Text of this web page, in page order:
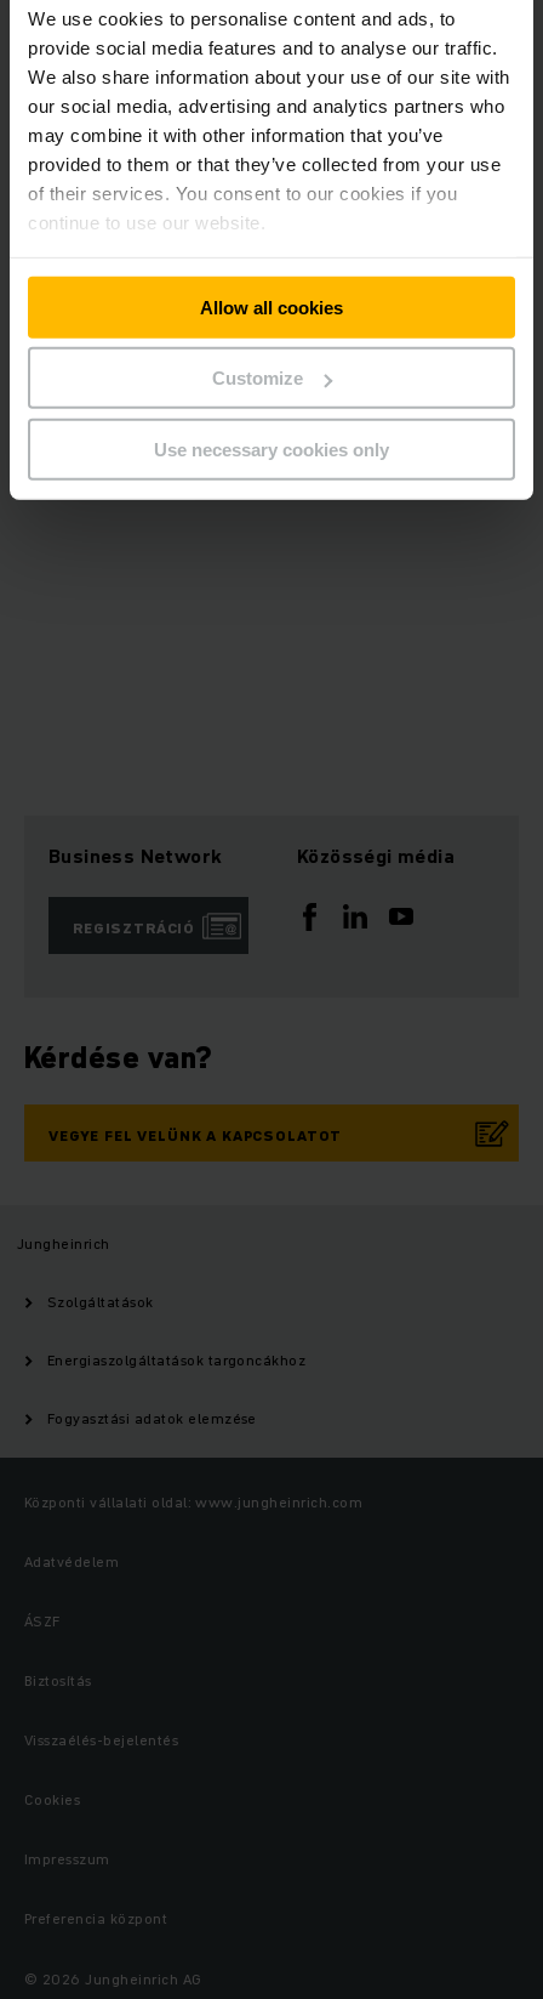
We use cookies to personalise content and ads, to
provide social media features and to analyse our traffic.
We also share information about your use of our site with
our social media, advertising and analytics partners who
may combine it with other information that you’ve
provided to them or that they’ve collected from your use
of their services. You consent to our cookies if you
continue to use our website.
Allow all cookies
Customize
Use necessary cookies only
Beágyazott tartalom megjelenítése.
Sajnos sütibeállításai miatt ez a tartalom
nem jeleníthető meg.
tartalom aktiválásához.
Business Network
REGISZTRÁCIÓ
Közösségi média
Kérdése van?
VEGYE FEL VELÜNK A KAPCSOLATOT
Jungheinrich
Szolgáltatások
Energiaszolgáltatások targoncákhoz
Fogyasztási adatok elemzése
Központi vállalati oldal: www.jungheinrich.com
Adatvédelem
ÁSZF
Biztosítás
Visszaélés-bejelentés
Cookies
Impresszum
Preferencia központ
© 2026 Jungheinrich AG